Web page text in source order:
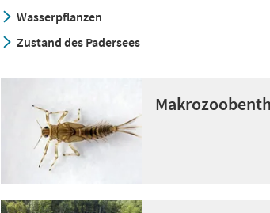
Wasserpflanzen
Zustand des Padersees